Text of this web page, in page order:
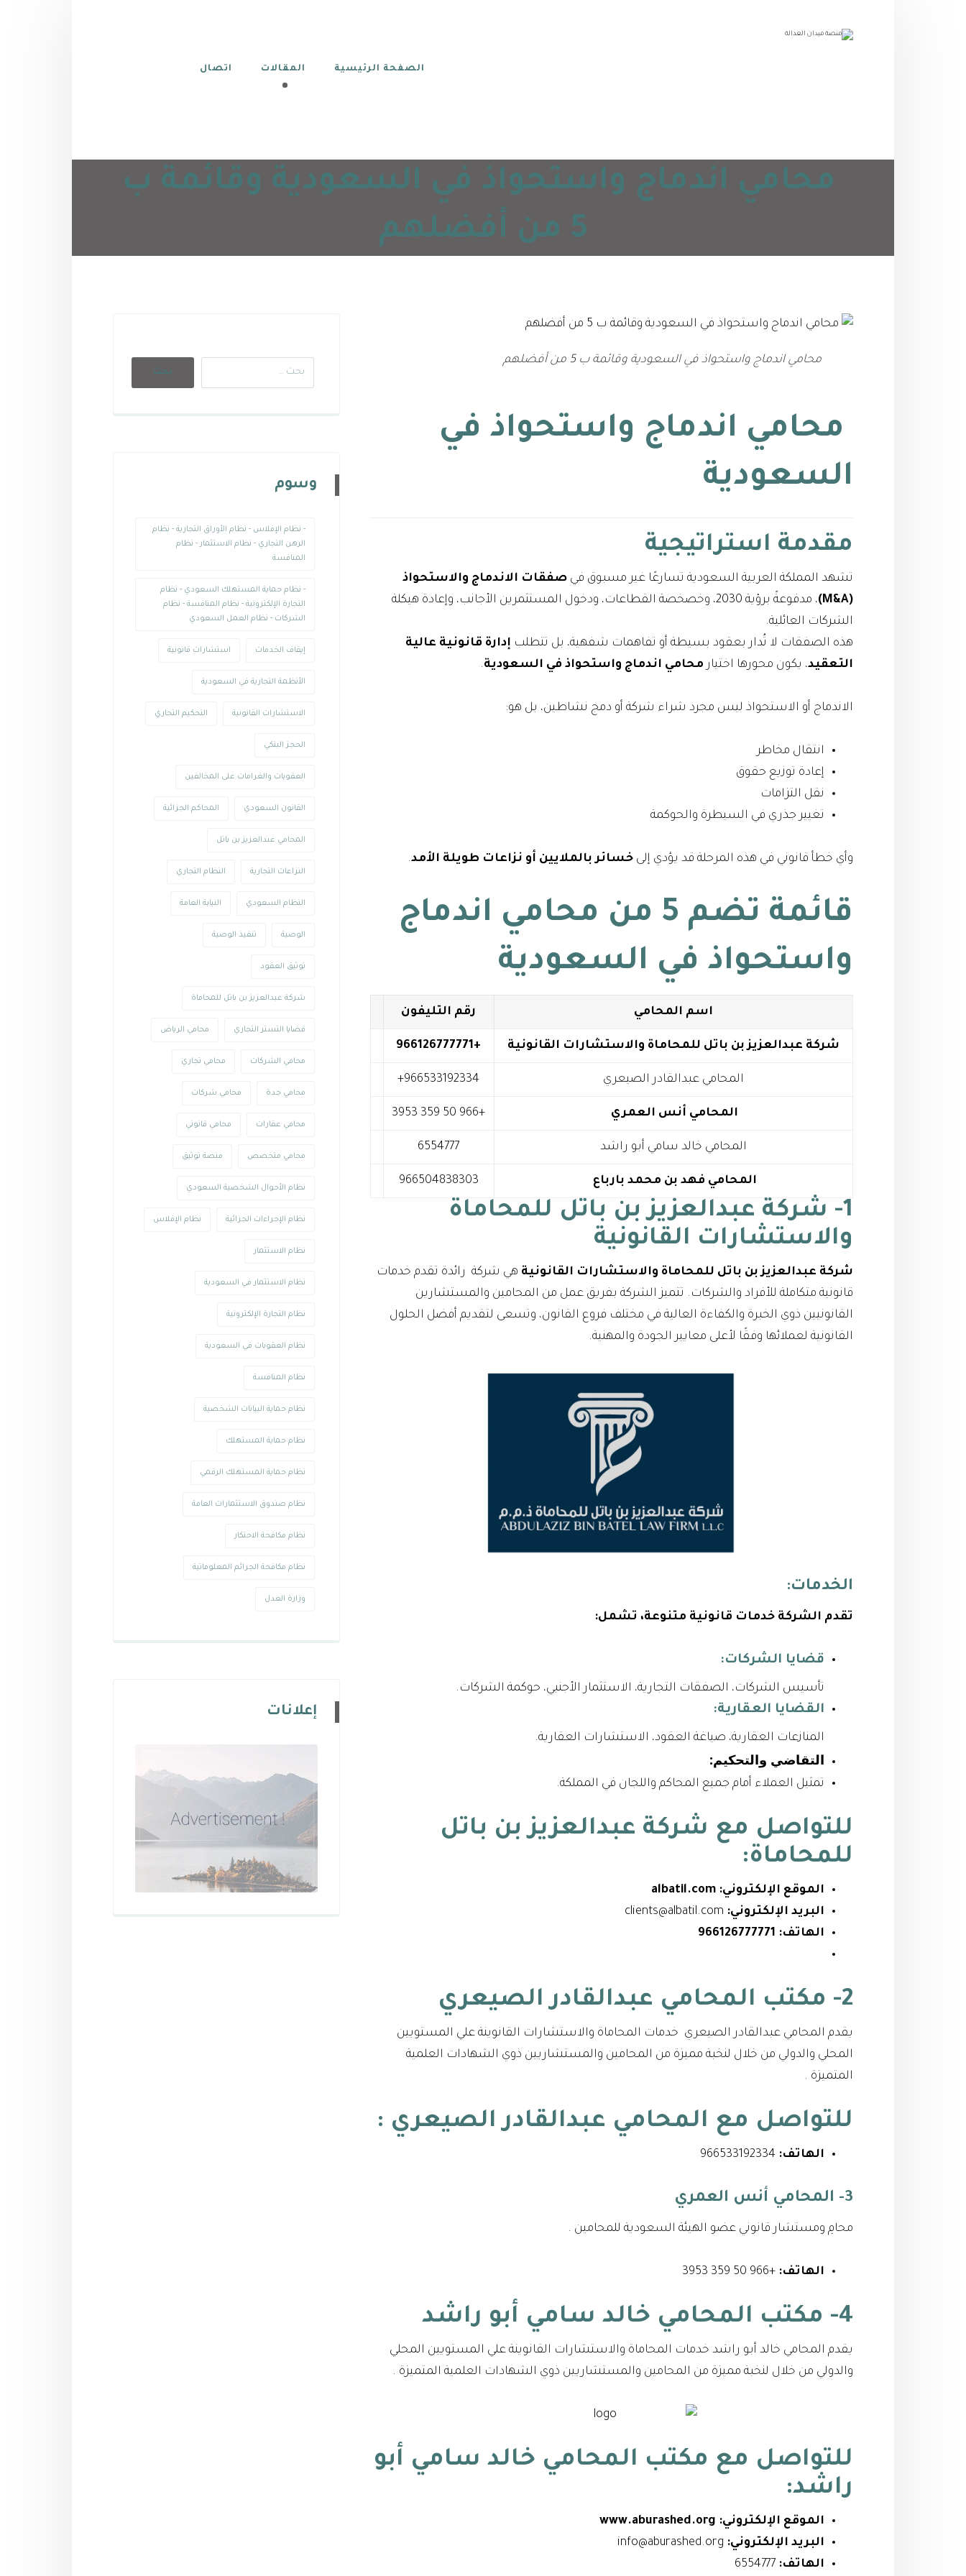
الصفحة الرئيسية المقالات اتصال
محامي اندماج واستحواذ في السعودية وقائمة ب
5 من أفضلهم
محامي اندماج واستحواذ في السعودية وقائمة ب 5 من أفضلهم
محامي اندماج واستحواذ في
السعودية
مقدمة استراتيجية
تشهد المملكة العربية السعودية تسارعًا غير مسبوق فيصفقات الاندماج والاستحواذ
(M&A)
، مدفوعةً برؤية 2030، وخصخصة القطاعات، ودخول المستثمرين الأجانب، وإعادة هيكلة
الشركات العائلية.
هذه الصفقات لا تُدار بعقود بسيطة أو تفاهمات شفهية، بل تتطلب إدارة قانونية عالية
التعقيد، يكون محورها اختيار محامي اندماج واستحواذ في السعودية.
الاندماج أو الاستحواذ ليس مجرد شراء شركة أو دمج نشاطين، بل هو:
انتقال مخاطر
إعادة توزيع حقوق
نقل التزامات
تغيير جذري في السيطرة والحوكمة
وأي خطأ قانوني في هذه المرحلة قد يؤدي إلىخسائر بالملايين أو نزاعات طويلة الأمد.
قائمة تضم 5 من
محامي اندماج
واستحواذ في السعودية
اسم المحامي رقم التليفون
شركة عبدالعزيز بن باتل للمحاماة والاستشارات القانونية +966126777771
المحامي عبدالقادر الصيعري
المحامي أنس العمري +966 50 359 3953
المحامي خالد سامي أبو راشد 6554777
المحامي فهد بن محمد بارباع 966504838303
1- شركة عبدالعزيز بن باتل للمحاماة
والاستشارات القانونية
شركة عبدالعزيز بن باتل للمحاماة والاستشارات القانونية هي شركة رائدة تقدم خدمات
قانونية متكاملة للأفراد والشركات. تتميز الشركة بفريق عمل من المحامين والمستشارين
القانونيين ذوي الخبرة والكفاءة العالية في مختلف فروع القانون، وتسعى لتقديم أفضل الحلول
القانونية لعملائها وفقًا لأعلى معايير الجودة والمهنية.
الخدمات:
تقدم الشركة خدمات قانونية متنوعة، تشمل:
قضايا الشركات:
تأسيس الشركات، الصفقات التجارية، الاستثمار الأجنبي، حوكمة الشركات.
القضايا العقارية:
المنازعات العقارية، صياغة العقود، الاستشارات العقارية.
التقاضي والتحكيم:
تمثيل العملاء أمام جميع المحاكم واللجان في المملكة.
للتواصل مع شركة عبدالعزيز بن باتل
للمحاماة:
الموقع الإلكتروني: albatil.com
البريد الإلكتروني:
الهاتف: 966126777771
2- مكتب المحامي عبدالقادر الصيعري
يقدم المحامي عبدالقادر الصيعري خدمات المحاماة والاستشارات القانوينة علي المستويين
المحلي والدولي من خلال لنخبة مميزة من المحامين والمستشاريين ذوي الشهادات العلمية
المتميزة .
للتواصل مع المحامي عبدالقادر الصيعري :
الهاتف: 966533192334⁩
3- المحامي أنس العمري
محامِ ومستشار قانوني عضو الهيئة السعودية للمحامين .
الهاتف: +966 50 359 3953
4- مكتب المحامي خالد سامي أبو راشد
يقدم المحامي خالد أبو راشد خدمات المحاماة والاستشارات القانوينة علي المستويين المحلي
والدولي من خلال لنخبة مميزة من المحامين والمستشاريين ذوي الشهادات العلمية المتميزة .
للتواصل مع مكتب المحامي خالد سامي أبو
راشد:
الموقع الإلكتروني: www.aburashed.org
البريد الإلكتروني:
الهاتف: 6554777
وسوم
- نظام الإفلاس - نظام الأوراق التجارية - نظام
الرهن التجاري - نظام الاستثمار - نظام
المنافسة
- نظام حماية المستهلك السعودي - نظام
التجارة الإلكترونية - نظام المنافسة - نظام
الشركات - نظام العمل السعودي
إيقاف الخدمات استشارات قانونية
الأنظمة التجارية في السعودية
الاستشارات القانونية التحكيم التجاري
الحجز البنكي
العقوبات والغرامات على المخالفين
القانون السعودي المحاكم الجزائية
المحامي عبدالعزيز بن باتل
النزاعات التجارية النظام التجاري
النظام السعودي النيابة العامة
الوصية تنفيذ الوصية
توثيق العقود
شركة عبدالعزيز بن باتل للمحاماة
قضايا التستر التجاري محامي الرياض
محامي الشركات محامي تجاري
محامي جدة محامي شركات
محامي عقارات محامي قانوني
محامي متخصص منصة توثيق
نظام الأحوال الشخصية السعودي
نظام الإجراءات الجزائية نظام الإفلاس
نظام الاستثمار
نظام الاستثمار في السعودية
نظام التجارة الإلكترونية
نظام العقوبات في السعودية
نظام المنافسة
نظام حماية البيانات الشخصية
نظام حماية المستهلك
نظام حماية المستهلك الرقمي
نظام صندوق الاستثمارات العامة
نظام مكافحة الاحتكار
نظام مكافحة الجرائم المعلوماتية
وزارة العدل
إعلانات